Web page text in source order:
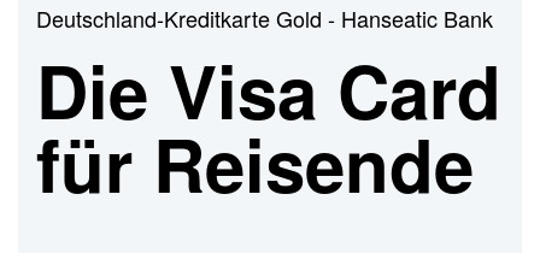
Deutschland-Kreditkarte Gold - Hanseatic Bank
Die Visa Card
für Reisende